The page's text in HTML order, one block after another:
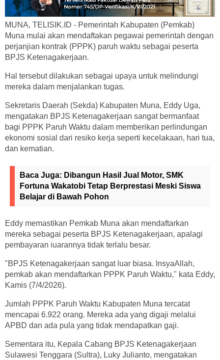
MUNA, TELISIK.ID - Pemerintah Kabupaten (Pemkab)
Muna mulai akan mendaftakan pegawai pemerintah dengan
perjanjian kontrak (PPPK) paruh waktu sebagai peserta
BPJS Ketenagakerjaan.
Hal tersebut dilakukan sebagai upaya untuk melindungi
mereka dalam menjalankan tugas.
Sekretaris Daerah (Sekda) Kabupaten Muna, Eddy Uga,
mengatakan BPJS Ketenagakerjaan sangat bermanfaat
bagi PPPK Paruh Waktu dalam memberikan perlindungan
ekonomi sosial dari resiko kerja seperti kecelakaan, hari tua,
dan kematian.
Baca Juga: Dibangun Hasil Jual Motor, SMK
Fortuna Wakatobi Tetap Berprestasi Meski Siswa
Belajar di Bawah Pohon
Eddy memastikan Pemkab Muna akan mendaftarkan
mereka sebagai peserta BPJS Ketenagakerjaan, apalagi
pembayaran iuarannya tidak terlalu besar.
"BPJS Ketenagakerjaan sangat luar biasa. InsyaAllah,
pemkab akan mendaftarkan PPPK Paruh Waktu," kata Eddy,
Kamis (7/4/2026).
Jumlah PPPK Paruh Waktu Kabupaten Muna tercatat
mencapai 6.922 orang. Mereka ada yang digaji melalui
APBD dan ada pula yang tidak mendapatkan gaji.
Sementara itu, Kepala Cabang BPJS Ketenagakerjaan
Sulawesi Tenggara (Sultra), Luky Julianto, mengatakan